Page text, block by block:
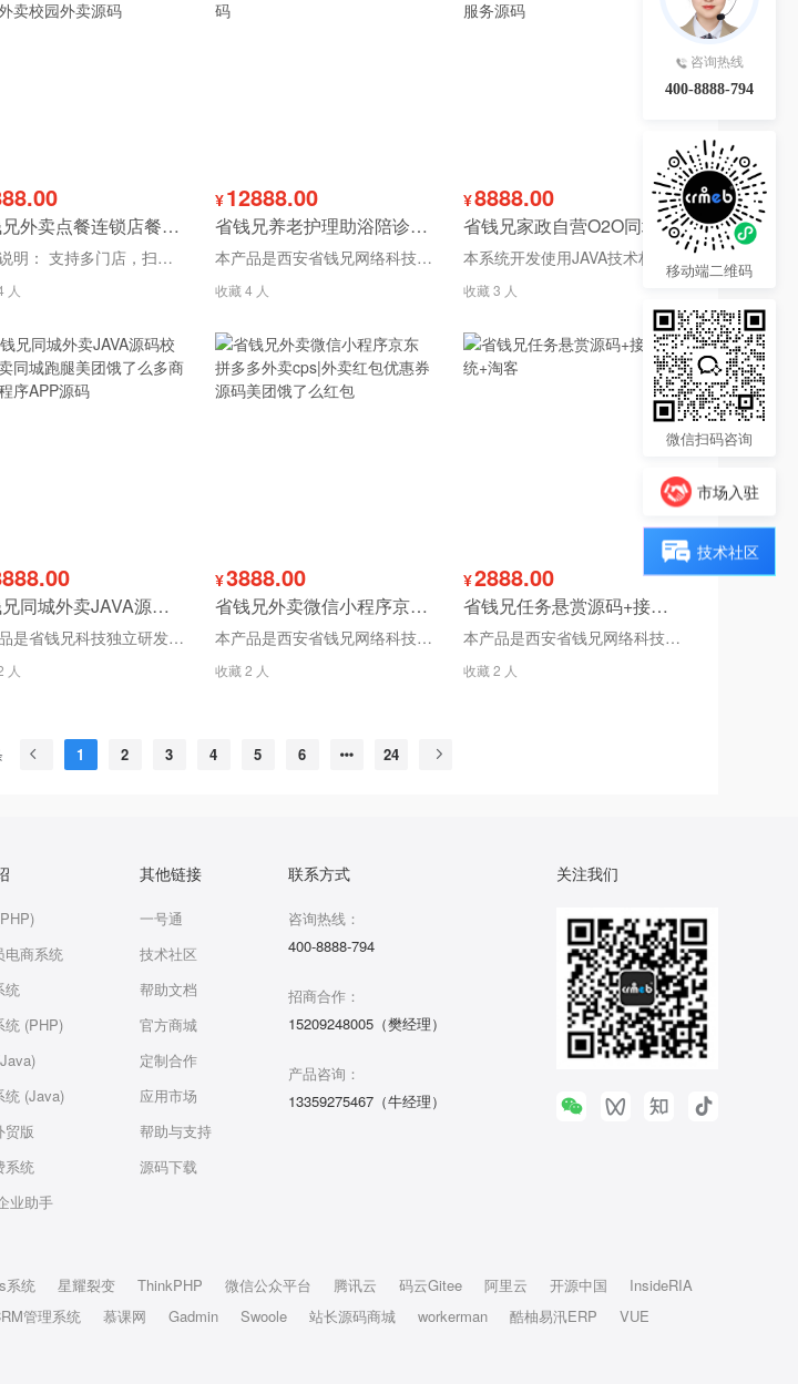
省钱兄外卖点餐连锁店餐饮生鲜奶茶外卖店内扫码点餐源码同城外卖校园外卖源码
功能说明： 支持多门店，扫码点餐，外卖下单，优惠券，每日任务，小程序消息订单推送等核心功能
人
¥12888.00
省钱兄养老护理助浴陪诊小程序医院陪护陪诊小程序APP源码
本产品是西安省钱兄网络科技有限公司独立研发的同城系列产品养老版本产品！承接二次订制开发！我们源码不加密！支持二次开发！本公司承诺所有源码均为开源！保证保障系统稳定！
收藏 4 人
¥8888.00
省钱兄家政自营O2O同城服务源码微信小程序源码开源家政服务源码
收藏 3 人
省钱兄同城外卖JAVA源码校园外卖同城跑腿美团饿了么多商户小程序APP源码
本产品是省钱兄科技独立研发的同城外卖产品！承接二次订制开发，我们源码不加密！支持二次开发！本公司承诺所有源码均为开源！保证保障系统稳定！ 核心功能说明： 具体功能看附件携带的思维导图 支持用户端，商家端，骑手端, 总后台
人
¥3888.00
省钱兄外卖微信小程序京东拼多多外卖cps|外卖红包优惠券源码美团饿了么红包
本产品是西安省钱兄网络科技有限公司独立研发的淘宝客产品！我们源码不加密！支持二次开发！本公司承诺所有源码均为开源！保证保障系统稳定！
收藏 2 人
¥2888.00
省钱兄任务悬赏源码+接单系统+淘客
本产品是西安省钱兄网络科技有限公司独立研发的任务悬赏产品！承接二次订制开发！我们源码不加密！支持二次开发！本公司承诺所有源码均为开源！保证保障系统稳定！
收藏 2 人
1 2 3 4 5 6 24
咨询热线
400-8888-794
移动端二维码
微信扫码咨询
市场入驻
技术社区
电商系统
统
统 (PHP)
统 (Java)
贸版
系统
业助手
其他链接
一号通
技术社区
帮助文档
官方商城
定制合作
应用市场
帮助与支持
源码下载
联系方式
咨询热线：
400-8888-794
招商合作：
15209248005（樊经理）
产品咨询：
13359275467（牛经理）
关注我们
系统 星耀裂变 ThinkPHP 微信公众平台 腾讯云 码云Gitee 阿里云 开源中国
InsideRIA
管理系统 慕课网 Gadmin Swoole 站长源码商城 workerman 酷柚易汛ERP
VUE